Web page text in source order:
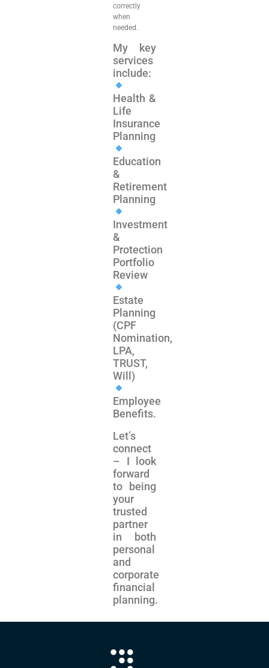
correctly
when
needed.
My key
services
include:
Health &
Life
Insurance
Planning
Education
&
Retirement
Planning
Investment
&
Protection
Portfolio
Review
Estate
Planning
(CPF
Nomination,
LPA,
TRUST,
Will)
Employee
Benefits.
Let’s
connect
– I look
forward
to being
your
trusted
partner
in both
personal
and
corporate
financial
planning.